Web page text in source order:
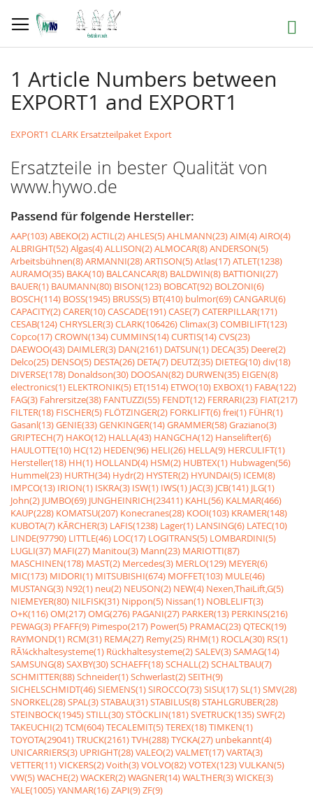
zum
Inhalt
Suche
1 Article Numbers between
EXPORT1 and EXPORT1
EXPORT1 CLARK Ersatzteilpaket Export
Ersatzteile in bester Qualität von
www.hywo.de
Passend für folgende Hersteller:
AAP(103)ABEKO(2)ACTIL(2)AHLES(5)AHLMANN(23)AIM(4)AIRO(4)
ALBRIGHT(52)Algas(4)ALLISON(2)ALMOCAR(8)ANDERSON(5)
Arbeitsbühnen(8)ARMANNI(28)ARTISON(5)Atlas(17)ATLET(1238)
AURAMO(35) BAKA(10) BALCANCAR(8) BALDWIN(8) BATTIONI(27)
BAUER(1) BAUMANN(80) BISON(123) BOBCAT(92) BOLZONI(6)
BOSCH(114) BOSS(1945) BRUSS(5) BT(410) bulmor(69)CANGARU(6)
CAPACITY(2)CARER(10)CASCADE(191)CASE(7)CATERPILLAR(171)
CESAB(124)CHRYSLER(3)CLARK(106426)Climax(3)COMBILIFT(123)
Copco(17)CROWN(134)CUMMINS(14)CURTIS(14)CVS(23)
DAEWOO(43) DAIMLER(3) DAN(2161) DATSUN(1) DECA(35) Deere(2)
Delco(25) DENSO(5) DESTA(26) DETA(7) DEUTZ(35) DIETEG(10)div(18)
DIVERSE(178) Donaldson(30) DOOSAN(82) DURWEN(35) EIGEN(8)
electronics(1) ELEKTRONIK(5) ET(1514) ETWO(10) EXBOX(1) FABA(122)
FAG(3) Fahrersitze(38) FANTUZZI(55) FENDT(12) FERRARI(23) FIAT(217)
FILTER(18) FISCHER(5) FLÖTZINGER(2) FORKLIFT(6)frei(1) FÜHR(1)
Gasanl(13)GENIE(33)GENKINGER(14)GRAMMER(58)Graziano(3)
GRIPTECH(7) HAKO(12) HALLA(43) HANGCHA(12) Hanselifter(6)
HAULOTTE(10) HC(12) HEDEN(96) HELI(26) HELLA(9) HERCULIFT(1)
Hersteller(18) HH(1) HOLLAND(4) HSM(2) HUBTEX(1) Hubwagen(56)
Hummel(23) HURTH(34) Hydr(2) HYSTER(2) HYUNDAI(5) ICEM(8)
IMPCO(13) IRION(1) ISKRA(3) ISW(1) IWS(1) JAC(3) JCB(141) JLG(1)
John(2) JUMBO(69) JUNGHEINRICH(23411) KAHL(56) KALMAR(466)
KAUP(228) KOMATSU(207) Konecranes(28) KOOI(103) KRAMER(148)
KUBOTA(7) KÃRCHER(3) LAFIS(1238) Lager(1) LANSING(6) LATEC(10)
LINDE(97790) LITTLE(46) LOC(17) LOGITRANS(5) LOMBARDINI(5)
LUGLI(37) MAFI(27) Manitou(3) Mann(23) MARIOTTI(87)
MASCHINEN(178) MAST(2) Mercedes(3) MERLO(129) MEYER(6)
MIC(173) MIDORI(1) MITSUBISHI(674) MOFFET(103) MULE(46)
MUSTANG(3) N92(1) neu(2) NEUSON(2) NEW(4) Nexen,ThaiLift,G(5)
NIEMEYER(80) NILFISK(31) Nippon(5) Nissan(1) NOBLELIFT(3)
O+K(116)OM(217)OMG(276) PAGANI(27) PARKER(13) PERKINS(216)
PEWAG(3) PFAFF(9) Pimespo(217) Power(5) PRAMAC(23)QTECK(19)
RAYMOND(1) RCM(31) REMA(27) Remy(25) RHM(1) ROCLA(30) RS(1)
RÃ¼ckhaltesysteme(1) Rückhaltesysteme(2)SALEV(3)SAMAG(14)
SAMSUNG(8)SAXBY(30)SCHAEFF(18)SCHALL(2)SCHALTBAU(7)
SCHMITTER(88)Schneider(1)Schwerlast(2)SEITH(9)
SICHELSCHMIDT(46)SIEMENS(1)SIROCCO(73)SISU(17)SL(1)SMV(28)
SNORKEL(28)SPAL(3)STABAU(31)STABILUS(8)STAHLGRUBER(28)
STEINBOCK(1945)STILL(30)STÖCKLIN(181)SVETRUCK(135)SWF(2)
TAKEUCHI(2)TCM(604)TECALEMIT(5)TEREX(18)TIMKEN(1)
TOYOTA(29041)TRUCK(2161)TVH(288)TYCKA(27) unbekannt(4)
UNICARRIERS(3) UPRIGHT(28)VALEO(2)VALMET(17)VARTA(3)
VETTER(11)VICKERS(2)Voith(3)VOLVO(82)VOTEX(123)VULKAN(5)
VW(5)WACHE(2)WACKER(2)WAGNER(14)WALTHER(3)WICKE(3)
YALE(1005)YANMAR(16)ZAPI(9)ZF(9)